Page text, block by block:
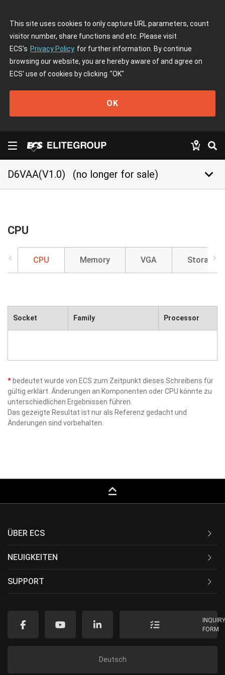
This site uses cookies to only capture URL parameters, count
visitor number, share functions and etc. Please visit
ECS's Privacy Policy for further information. By continue
browsing our website, you are hereby aware of and agree on
ECS' use of cookies by clicking "OK"
OK
D6VAA(V1.0) (no longer for sale) keyboard_arrow_down
CPU
CPU Memory VGA Storage
Socket Family Processor
* bedeutet wurde von ECS zum Zeitpunkt dieses Schreibens für
gültig erklärt. Änderungen an Komponenten oder CPU könnte zu
unterschiedlichen Ergebnissen führen.
Das gezeigte Resultat ist nur als Referenz gedacht und
Änderungen sind vorbehalten.
keyboard_capslock
ÜBER ECS
NEUIGKEITEN
SUPPORT
FORM
Deutsch